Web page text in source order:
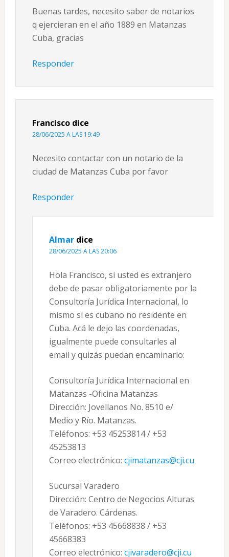
Buenas tardes, necesito saber de notarios
q ejercieran en el año 1889 en Matanzas
Cuba, gracias
Responder
Francisco dice
28/06/2025 A LAS 19:49
Necesito contactar con un notario de la
ciudad de Matanzas Cuba por favor
Responder
Almar dice
28/06/2025 A LAS 20:06
Hola Francisco, si usted es extranjero
debe de pasar obligatoriamente por la
Consultoría Jurídica Internacional, lo
mismo si es cubano no residente en
Cuba. Acá le dejo las coordenadas,
igualmente puede consultarles al
email y quizás puedan encaminarlo:
Consultoría Jurídica Internacional en
Matanzas -Oficina Matanzas
Dirección: Jovellanos No. 8510 e/
Medio y Río. Matanzas.
Teléfonos: +53 45253814 / +53
45253813
Correo electrónico: cjimatanzas@cji.cu
Sucursal Varadero
Dirección: Centro de Negocios Alturas
de Varadero. Cárdenas.
Teléfonos: +53 45668838 / +53
45668383
Correo electrónico: cjivaradero@cji.cu